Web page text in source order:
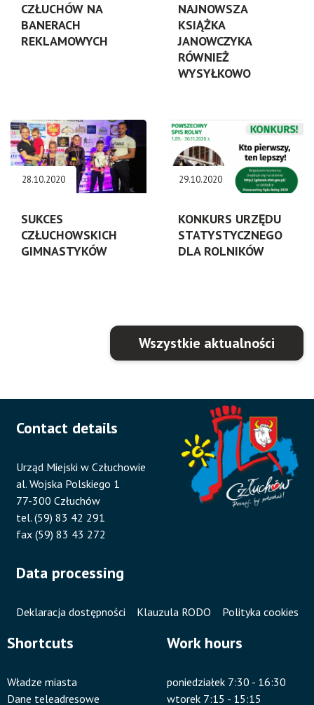
CZŁUCHÓW NA
BANERACH
REKLAMOWYCH
NAJNOWSZA
KSIĄŻKA
JANOWCZYKA
RÓWNIEŻ
WYSYŁKOWO
28.10.2020
SUKCES
CZŁUCHOWSKICH
GIMNASTYKÓW
29.10.2020
KONKURS URZĘDU
STATYSTYCZNEGO
DLA ROLNIKÓW
Wszystkie aktualności
Contact details
Urząd Miejski w Człuchowie
al. Wojska Polskiego 1
77-300 Człuchów
tel. (59) 83 42 291
fax (59) 83 43 272
Data processing
Deklaracja dostępności Klauzula RODO Polityka cookies
Shortcuts
Władze miasta
Dane teleadresowe
Work hours
poniedziałek 7:30 - 16:30
wtorek 7:15 - 15:15